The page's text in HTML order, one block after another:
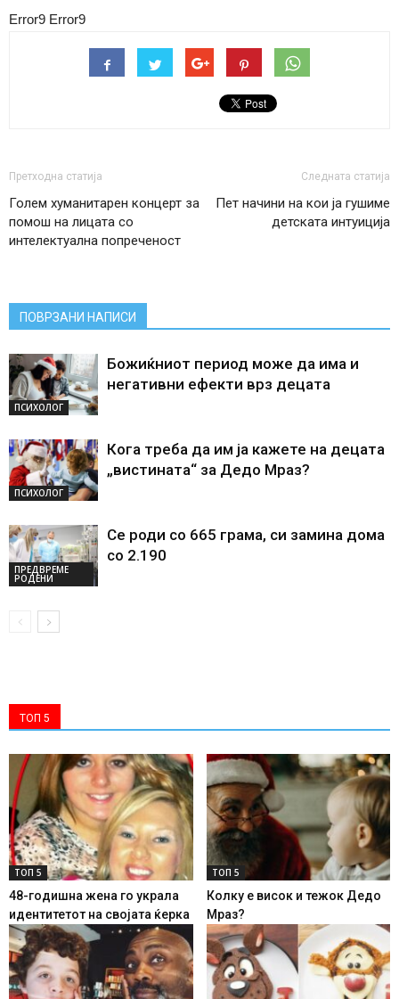
Error9 Error9
Претходна статија
Голем хуманитарен концерт за
помош на лицата со
интелектуална попреченост
Следната статија
Пет начини на кои ја гушиме
детската интуиција
ПОВРЗАНИ НАПИСИ
ПСИХОЛОГ
Божиќниот период може да има и
негативни ефекти врз децата
ПСИХОЛОГ
Кога треба да им ја кажете на децата
„вистината“ за Дедо Мраз?
ПРЕДВРЕМЕ
РОДЕНИ
Се роди со 665 грама, си замина дома
со 2.190
ТОП 5
ТОП 5
48-годишна жена го украла
идентитетот на својата ќерка
ТОП 5
Колку е висок и тежок Дедо
Мраз?